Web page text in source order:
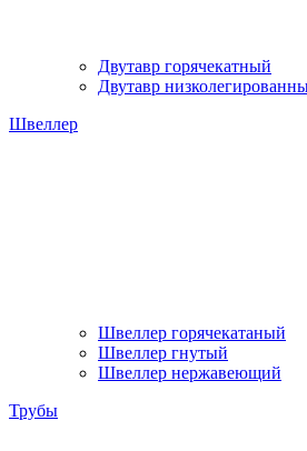
Двутавр горячекатный
Двутавр
Швеллер
Швеллер горячекатаный
Швеллер гнутый
Швеллер нержавеющий
Трубы